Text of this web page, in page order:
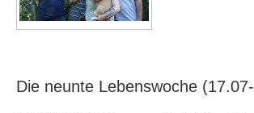
Die neunte Lebenswoche